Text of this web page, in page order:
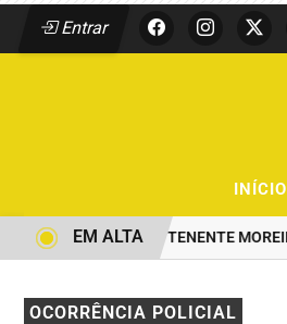
Entrar
INÍCIO
AO COMANDO DO TENENTE MOREIRA
EM ALTA
OCORRÊNCIA POLICIAL